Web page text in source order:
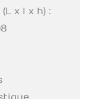
x l x h) :